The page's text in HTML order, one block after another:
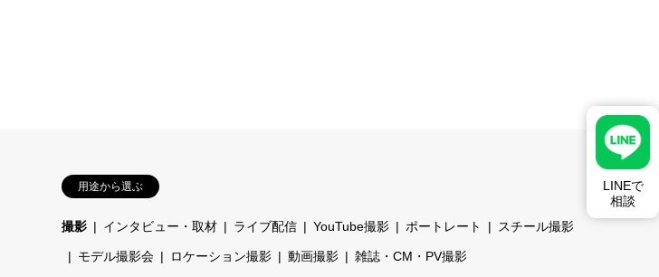
LINEで
相談
用途から選ぶ
撮影 インタビュー・取材 ライブ配信 YouTube撮影 ポートレート スチール撮影
モデル撮影会 ロケーション撮影 動画撮影 雑誌・CM・PV撮影